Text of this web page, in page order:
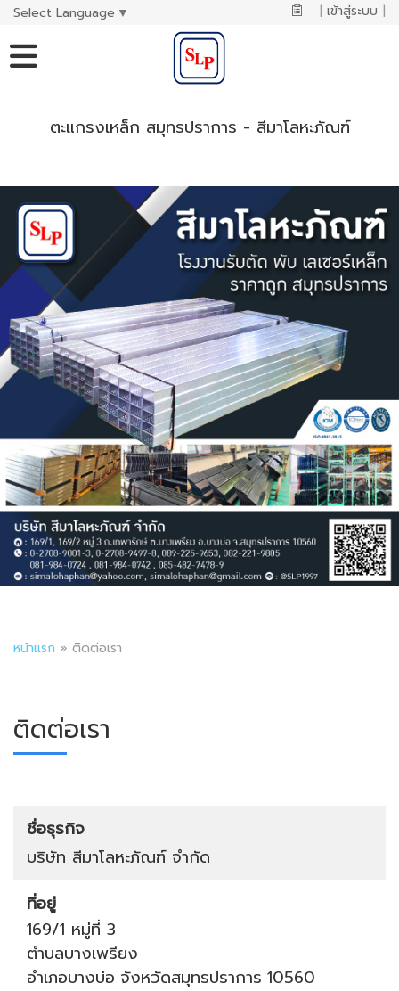
Select Language ▼ | เข้าสู่ระบบ |
ตะแกรงเหล็ก สมุทรปราการ - สีมาโลหะภัณฑ์
หน้าแรก » ติดต่อเรา
ติดต่อเรา
ชื่อธุรกิจ
บริษัท สีมาโลหะภัณฑ์ จำกัด
ที่อยู่
169/1 หมู่ที่ 3
ตำบลบางเพรียง
อำเภอบางบ่อ จังหวัดสมุทรปราการ 10560